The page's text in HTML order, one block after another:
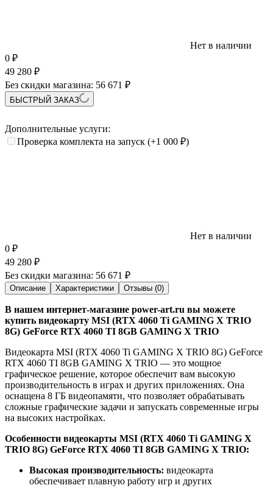
Нет в наличии
0 ₽
49 280 ₽
Без скидки магазина: 56 671 ₽
БЫСТРЫЙ ЗАКАЗ
Дополнительные услуги:
Проверка комплекта на запуск (+1 000 ₽)
Нет в наличии
0 ₽
49 280 ₽
Без скидки магазина: 56 671 ₽
Описание Характеристики Отзывы (0)
В нашем интернет-магазине power-art.ru вы можете
купить видеокарту MSI (RTX 4060 Ti GAMING X TRIO
8G) GeForce RTX 4060 TI 8GB GAMING X TRIO
Видеокарта MSI (RTX 4060 Ti GAMING X TRIO 8G) GeForce
RTX 4060 TI 8GB GAMING X TRIO — это мощное
графическое решение, которое обеспечит вам высокую
производительность в играх и других приложениях. Она
оснащена 8 ГБ видеопамяти, что позволяет обрабатывать
сложные графические задачи и запускать современные игры
на высоких настройках.
Особенности видеокарты MSI (RTX 4060 Ti GAMING X
TRIO 8G) GeForce RTX 4060 TI 8GB GAMING X TRIO:
Высокая производительность: видеокарта
обеспечивает плавную работу игр и других